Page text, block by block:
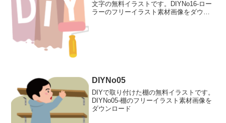
文字の無料イラストです。DIYNo16-ロー
ラーのフリーイラスト素材画像をダウン
DIYNo05
DIYで取り付けた棚の無料イラストです。
DIYNo05-棚のフリーイラスト素材画像を
ダウンロード